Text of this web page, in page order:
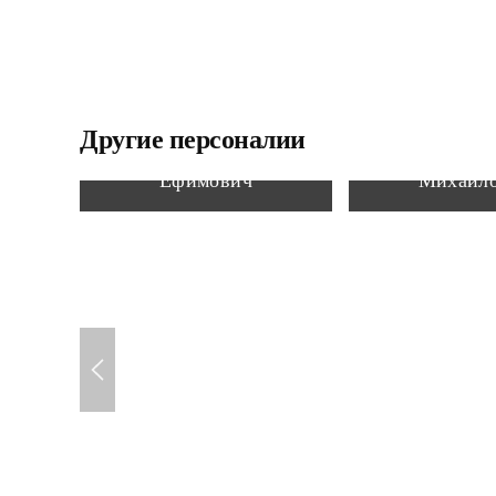
Другие персоналии
Тонких Владимир
Ефимович